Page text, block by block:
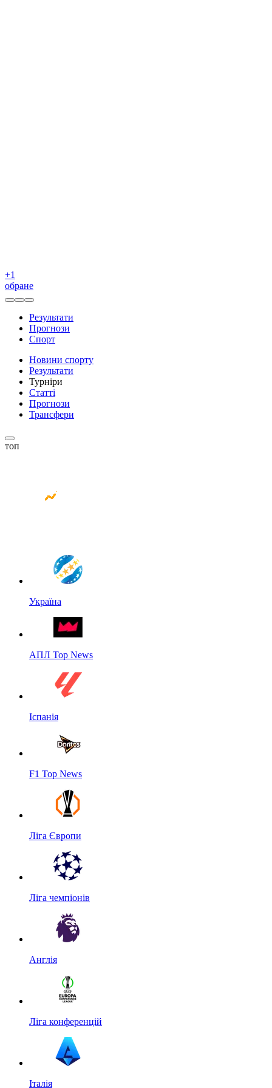
+1
обране
Результати
Прогнози
Спорт
Новини спорту
Результати
Турніри
Статті
Прогнози
Трансфери
топ
Україна
АПЛ Top News
Іспанія
F1 Top News
Ліга Європи
Ліга чемпіонів
Англія
Ліга конференцій
Італія